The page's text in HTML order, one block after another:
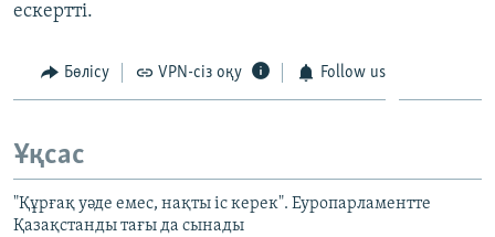
ескертті.
Бөлісу VPN-сіз оқу Follow us
Ұқсас
"Құрғақ уәде емес, нақты іс керек". Еуропарламентте
Қазақстанды тағы да сынады